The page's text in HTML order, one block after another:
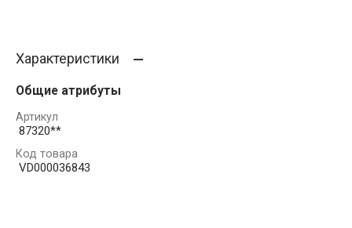
Характеристики
Общие атрибуты
Артикул
87320**
Код товара
VD000036843